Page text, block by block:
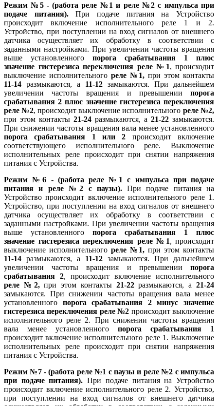
Режим №5 -(работа реле №1 и реле №2с импульса при
подаче питания).При подаче питания на Устройство
происходит включение исполнительного реле 1 и 2.
Устройство, при поступлении на вход сигналов от внешнего
датчика осуществляет их обработку в соответствии с
заданными настройками. При увеличении частоты вращения
выше установленного порога срабатывания 1 плюс
значение гистерезиса переключения реле №1, происходит
выключение исполнительного реле №1, при этом контакты
11-14 размыкаются, а 11-12 замыкаются. При дальнейшем
увеличении частоты вращения и превышении порога
срабатывания 2 плюс значение гистерезиса переключения
реле №2, происходит выключение исполнительного реле №2,
при этом контакты 21-24 размыкаются, а 21-22 замыкаются.
При снижении частоты вращения вала менее установленного
порога срабатывания 1 или 2 происходит включение
соответствующего исполнительного реле. Выключение
исполнительных реле происходит при снятии напряжения
питания с Устройства.
Режим №6 - (работа реле №1с импульса при подаче
питанияи реле №2 с паузы).При подаче питания на
Устройство происходит включение исполнительного реле 1.
Устройство, при поступлении на вход сигналов от внешнего
датчика осуществляет их обработку в соответствии с
заданными настройками. При увеличении частоты вращения
выше установленного порога срабатывания 1 плюс
значение гистерезиса переключения реле №1, происходит
выключение исполнительного реле №1, при этом контакты
11-14 размыкаются, а 11-12 замыкаются. При дальнейшем
увеличении частоты вращения и превышении порога
срабатывания 2, происходит включение исполнительного
реле №2,при этом контакты 21-22размыкаются, а21-24
замыкаются. При снижении частоты вращения вала менее
установленного порога срабатывания 2минусзначение
гистерезиса переключения реле №2 происходит выключение
исполнительного реле 2. При снижении частоты вращения
вала менее установленного порога срабатывания 1
происходит включение исполнительного реле 1. Выключение
исполнительных реле происходит при снятии напряжения
питания с Устройства.
Режим №7 -(работа реле №1 с паузыи реле №2 с импульса
при подаче питания).При подаче питания на Устройство
происходит включение исполнительного реле 2. Устройство,
при поступлении на вход сигналов от внешнего датчика